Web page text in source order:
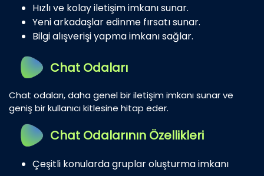
Hızlı ve kolay iletişim imkanı sunar.
Yeni arkadaşlar edinme fırsatı sunar.
Bilgi alışverişi yapma imkanı sağlar.
Chat Odaları
Chat odaları, daha genel bir iletişim imkanı sunar ve
geniş bir kullanıcı kitlesine hitap eder.
Chat Odalarının Özellikleri
Çeşitli konularda gruplar oluşturma imkanı